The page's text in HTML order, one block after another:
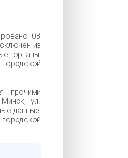
08
из
органы:
прочими
ул.
данные: